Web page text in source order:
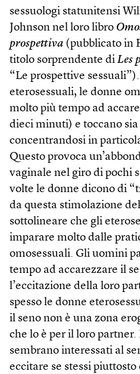
sessuologi statunitensi
Johnson nel loro libro
prospettiva (pubblicato in
titolo sorprendente di Les
“Le prospettive
eterosessuali, le donne
molto più tempo ad
dieci minuti) e toccano sia
concentrandosi in
Questo provoca
vaginale nel giro di pochi
volte le donne dicono di
da questa stimolazione
sottolineare che gli
imparare molto dalle
omosessuali. Gli uomini
tempo ad accarezzare il
l’eccitazione della loro
spesso le donne
il seno non è una zona
che lo è per il loro
sembrano interessati al
eccitare se stessi